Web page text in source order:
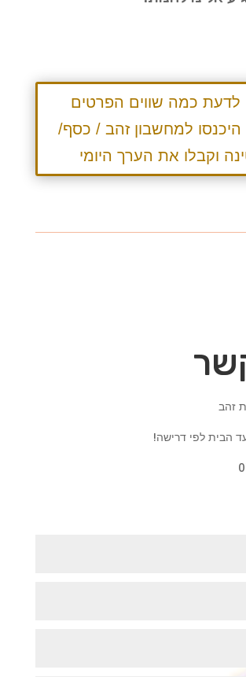
לדעת כמה שווים הפרטים
למחשבון זהב / כסף/
וקבלו את הערך היומי
זהב
הבית לפי דרישה!